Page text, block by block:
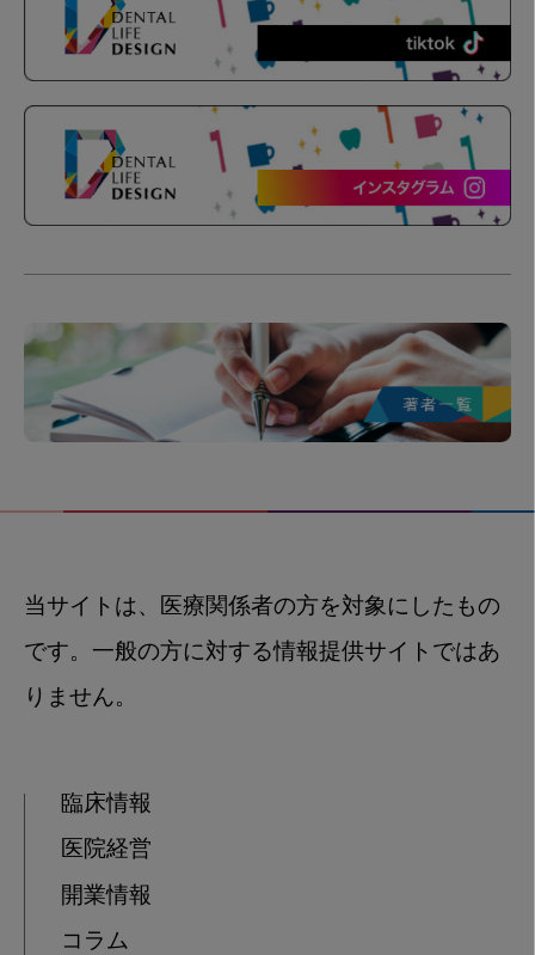
当サイトは、医療関係者の方を対象にしたもの
です。一般の方に対する情報提供サイトではあ
りません。
臨床情報
医院経営
開業情報
コラム